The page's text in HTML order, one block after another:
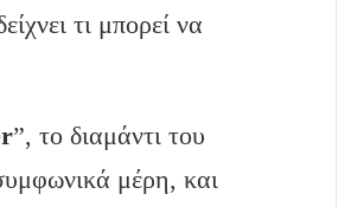
τι μπορεί να
”, το διαμάντι του
μέρη, και